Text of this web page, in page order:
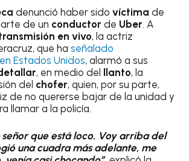
denunció haber sidovíctimade
de un conductorde Uber. A
en vivo, la actriz
que haseñalado
Estados Unidos, alarmó a sus
, en medio del llanto, la
del chofer, quien, por su parte,
de no quererse bajar de la unidad y
llamar a la policía.
señor que está loco. Voy arriba del
una cuadra más adelante, me